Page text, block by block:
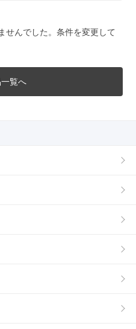
せんでした。条件を変更して
覧へ